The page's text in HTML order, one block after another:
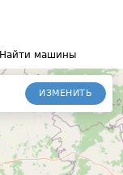
Найти машины
ИЗМЕНИТЬ